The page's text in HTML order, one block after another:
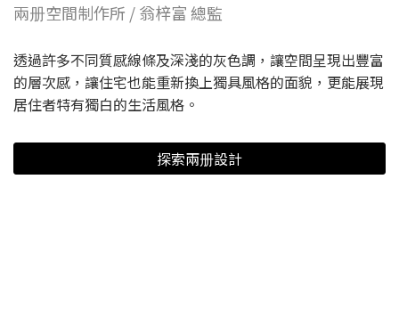
兩册空間制作所 / 翁梓富 總監
透過許多不同質感線條及深淺的灰色調，讓空間呈現出豐富
的層次感，讓住宅也能重新換上獨具風格的面貌，更能展現
居住者特有獨白的生活風格。
探索兩册設計